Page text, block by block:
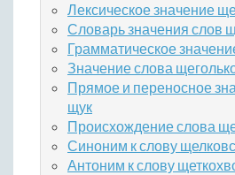
Лексическое значение
Словарь значения слов
Грамматическое
Значение слова
Прямое и переносное
щук
Происхождение слова
Синоним к слову
Антоним к слову